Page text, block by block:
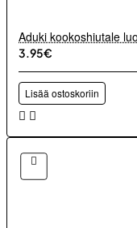
Aduki kookoshiutale
3.95€
Lisää ostoskoriin